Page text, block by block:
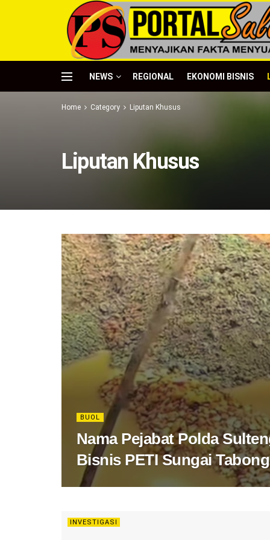
NEWS REGIONAL EKONOMI BISNIS
Home Category Liputan Khusus
Liputan Khusus
BUOL
Nama Pejabat Polda
Bisnis PETI Sungai
INVESTIGASI